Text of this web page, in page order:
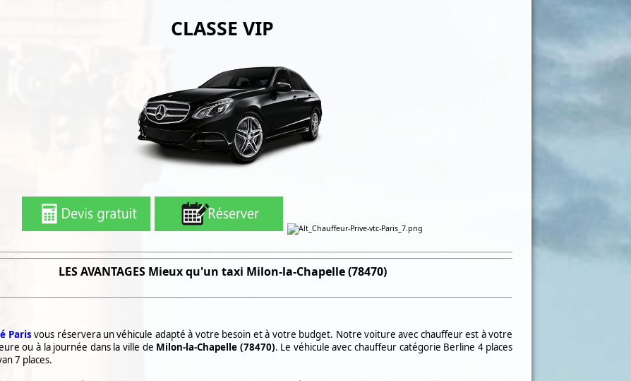
CLASSE VIP
LESAVANTAGES Mieux qu'un taxi Milon-la-Chapelle (78470)
Paris vous réservera un véhicule adapté à votre besoin et à votre budget. Notre voiture avec chauffeur est à votre
ou à la journée dans la ville de Milon-la-Chapelle (78470). Le véhicule avec chauffeur catégorie Berline 4 places
7 places.